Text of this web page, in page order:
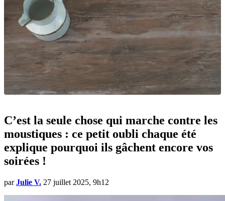
C’est la seule chose qui marche contre les
moustiques : ce petit oubli chaque été
explique pourquoi ils gâchent encore vos
soirées !
par Julie V. 27 juillet 2025, 9h12